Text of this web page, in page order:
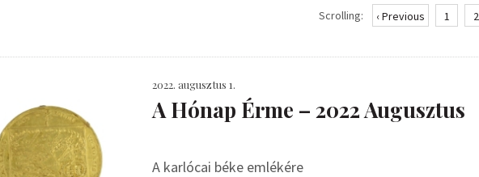
Scrolling: ‹ Previous 1 2
2022. augusztus 1.
A Hónap Érme – 2022 Augusztus
A karlócai béke emlékére